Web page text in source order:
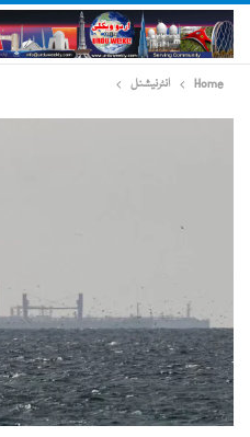
Home انٹرنیشنل